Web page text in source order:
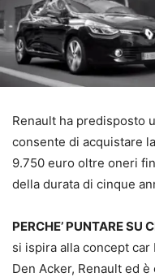
Renault ha predisposto
consente di acquistare
9.750 euro oltre oneri
della durata di cinque
PERCHE’ PUNTARE SU
si ispira alla concept car
Den Acker, Renault ed